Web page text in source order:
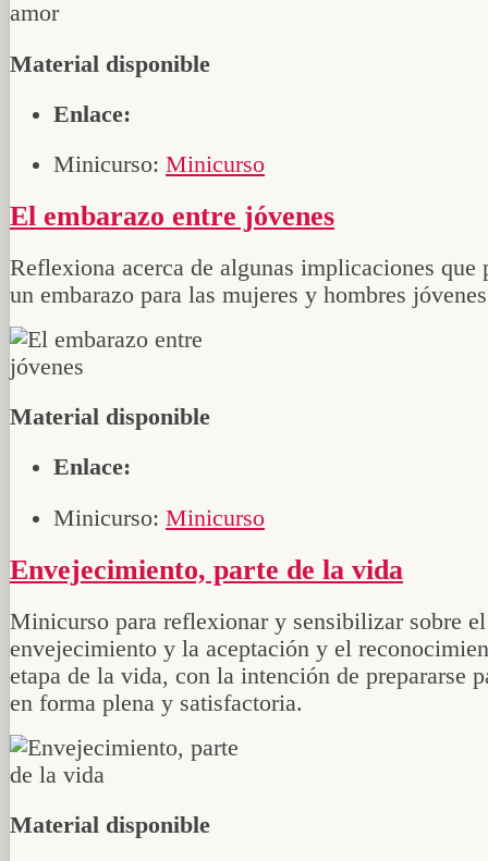
Material disponible
Enlace:
Minicurso: Minicurso
El embarazo entre jóvenes
Reflexiona acerca de algunas implicaciones que
un embarazo para las mujeres y hombres
Material disponible
Enlace:
Minicurso: Minicurso
Envejecimiento, parte de la vida
Minicurso para reflexionar y sensibilizar sobre
envejecimiento y la aceptación y el
etapa de la vida, con la intención de prepararse
en forma plena y satisfactoria.
Material disponible